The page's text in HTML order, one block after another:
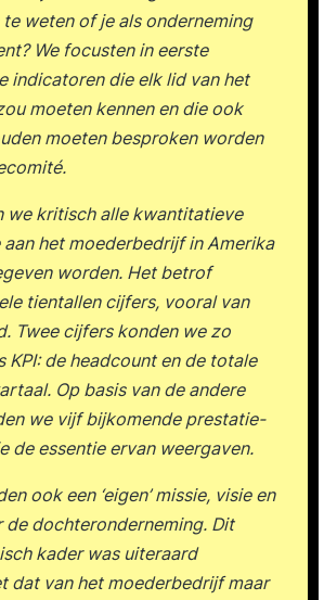
weten of je als onderneming
We focusten in eerste
indicatoren die elk lid van het
moeten kennen en die ook
moeten besproken worden
we kritisch alle kwantitatieve
het moederbedrijf in Amerika
worden. Het betrof
tientallen cijfers, vooral van
Twee cijfers konden we zo
KPI: de headcount en de totale
Op basis van de andere
we vijf bijkomende prestatie-
de essentie ervan weergaven.
ook een ‘eigen’ missie, visie en
dochteronderneming. Dit
kader was uiteraard
dat van het moederbedrijf maar